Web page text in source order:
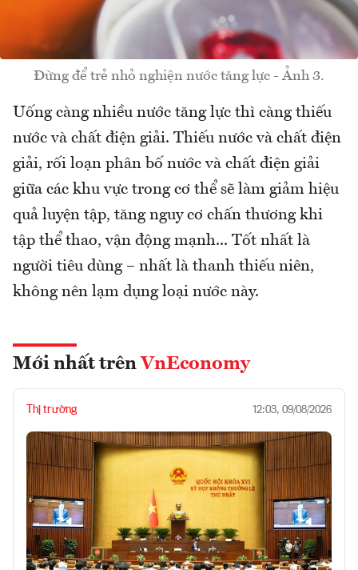
Đừng để trẻ nhỏ nghiện nước tăng lực - Ảnh 3.
Uống càng nhiều nước tăng lực thì càng thiếu
nước và chất điện giải. Thiếu nước và chất điện
giải, rối loạn phân bố nước và chất điện giải
giữa các khu vực trong cơ thể sẽ làm giảm hiệu
quả luyện tập, tăng nguy cơ chấn thương khi
tập thể thao, vận động mạnh... Tốt nhất là
người tiêu dùng – nhất là thanh thiếu niên,
không nên lạm dụng loại nước này.
Mới nhất trên VnEconomy
Thị trường 12:03, 09/08/2026